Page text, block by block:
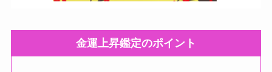
金運上昇鑑定のポイント